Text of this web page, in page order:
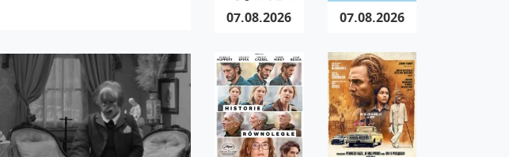
07.08.2026 07.08.2026